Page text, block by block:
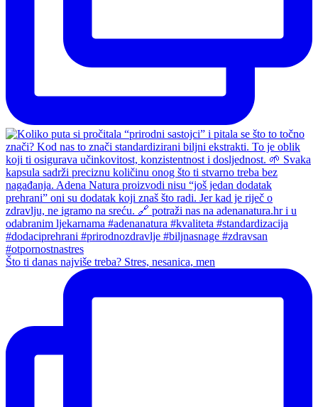
Što ti danas najviše treba? Stres, nesanica, men